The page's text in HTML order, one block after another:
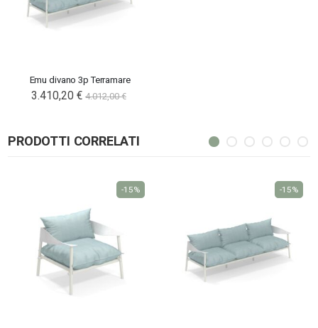
Emu divano 3p Terramare
3.410,20 € 4.012,00 €
PRODOTTI CORRELATI
-15% -15%